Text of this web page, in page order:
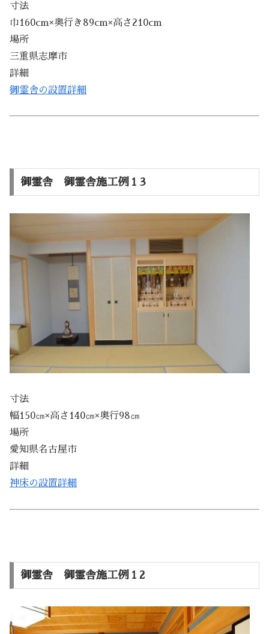
寸法
巾160cm×奥行き89cm×高さ210cm
場所
三重県志摩市
詳細
御霊舎の設置詳細
御霊舎 御霊舎施工例１3
寸法
幅150㎝×高さ140㎝×奥行98㎝
場所
愛知県名古屋市
詳細
神床の設置詳細
御霊舎 御霊舎施工例１2